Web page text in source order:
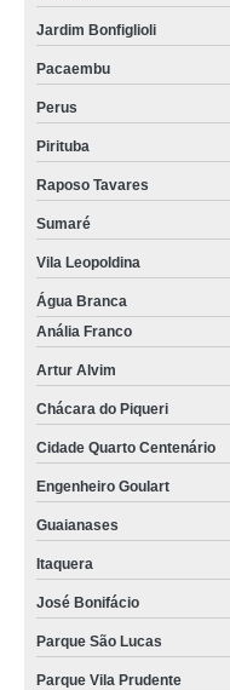
Jardim Bonfiglioli
Pacaembu
Perus
Pirituba
Raposo Tavares
Sumaré
Vila Leopoldina
Água Branca
Anália Franco
Artur Alvim
Chácara do Piqueri
Cidade Quarto Centenário
Engenheiro Goulart
Guaianases
Itaquera
José Bonifácio
Parque São Lucas
Parque Vila Prudente